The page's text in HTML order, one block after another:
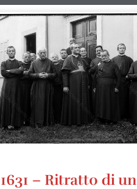
1631 – Ritratto di un